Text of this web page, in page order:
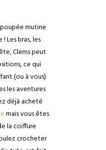
mutine
Les bras, les
Clems peut
ce qui
(ou à vous)
les aventures
déjà acheté
mais vous êtes
la coiffure
crocheter